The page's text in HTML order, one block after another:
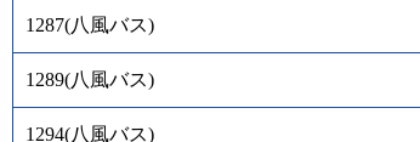
1287(八風バス)
1289(八風バス)
1294(八風バス)